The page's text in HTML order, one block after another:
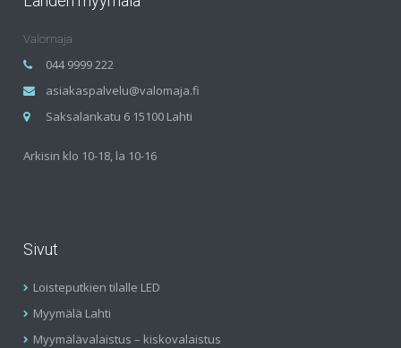
Valomaja
044 9999 222
asiakaspalvelu@valomaja.fi
Saksalankatu 6 15100 Lahti
Arkisin klo 10-18, la 10-16
Sivut
Loisteputkien tilalle LED
Myymälä Lahti
Myymälävalaistus – kiskovalaistus